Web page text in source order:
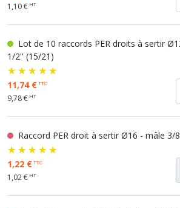
1,10 € HT
Lot de 10 raccords PER droits à sertir
1/2'' (15/21)
11,74 €TTC
9,78 € HT
Raccord PER droit à sertir Ø16 - mâle 3/
1,22 €TTC
1,02 € HT